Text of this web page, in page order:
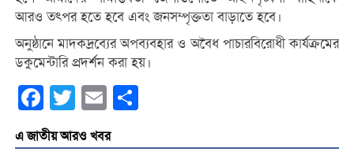
আরও তৎপর হতে হবে এবং জনসম্পৃক্ততা বাড়াতে হবে।
অনুষ্ঠানে মাদকদ্রব্যের অপব্যবহার ও অবৈধ পাচারবিরোধী কার্যক্রমের
ডকুমেন্টারি প্রদর্শন করা হয়।
Facebook
Twitter Email
এ জাতীয় আরও খবর